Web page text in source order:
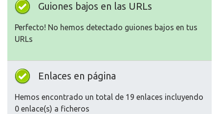
Guiones bajos en las URLs
Perfecto! No hemos detectado guiones bajos en tus
URLs
Enlaces en página
Hemos encontrado un total de 19 enlaces incluyendo
0 enlace(s) a ficheros